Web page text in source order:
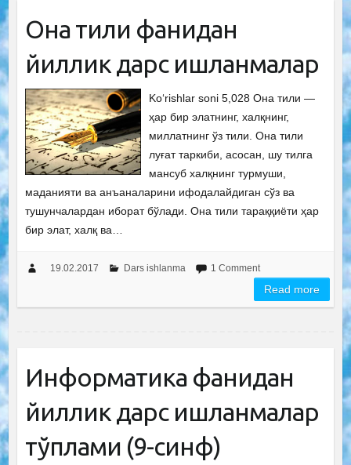
Она тили фанидан
йиллик дарс ишланмалар
Ko‘rishlar soni 5,028 Она тили —
ҳар бир элатнинг, халқнинг,
миллатнинг ўз тили. Она тили
луғат таркиби, асосан, шу тилга
мансуб халқнинг турмуши,
маданияти ва анъаналарини ифодалайдиган сўз ва
тушунчалардан иборат бўлади. Она тили тараққиёти ҳар
бир элат, халқ ва…
19.02.2017 Dars ishlanma 1 Comment
Read more
Информатика фанидан
йиллик дарс ишланмалар
тўплами (9-синф)